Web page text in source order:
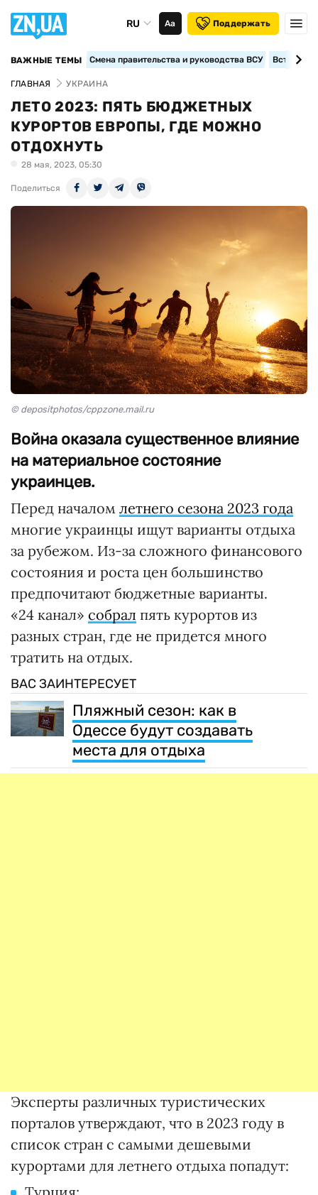
RU Аа Поддержать
ВАЖНЫЕ ТЕМЫ Смена правительства и руководства ВСУ
ГЛАВНАЯ УКРАИНА
ЛЕТО 2023: ПЯТЬ БЮДЖЕТНЫХ
КУРОРТОВ ЕВРОПЫ, ГДЕ МОЖНО
ОТДОХНУТЬ
28 мая, 2023, 05:30
Поделиться
© depositphotos/cppzone.mail.ru
Война оказала существенное влияние
на материальное состояние
украинцев.
Перед началом летнего сезона 2023 года
многие украинцы ищут варианты отдыха
за рубежом. Из-за сложного финансового
состояния и роста цен большинство
предпочитают бюджетные варианты.
«24 канал» собрал пять курортов из
разных стран, где не придется много
тратить на отдых.
ВАС ЗАИНТЕРЕСУЕТ
Пляжный сезон: как в
Одессе будут создавать
места для отдыха
Эксперты различных туристических
порталов утверждают, что в 2023 году в
список стран с самыми дешевыми
курортами для летнего отдыха попадут: